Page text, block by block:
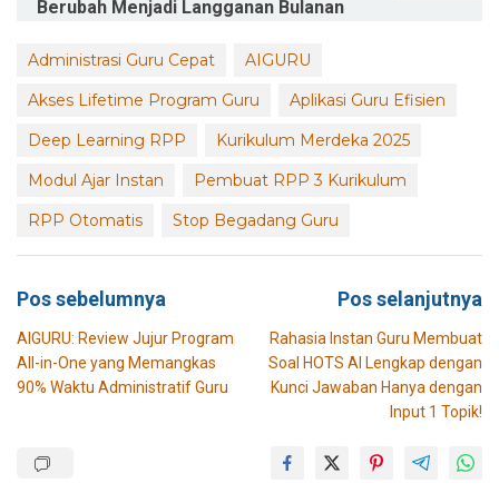
Berubah Menjadi Langganan Bulanan
Administrasi Guru Cepat
AIGURU
Akses Lifetime Program Guru
Aplikasi Guru Efisien
Deep Learning RPP
Kurikulum Merdeka 2025
Modul Ajar Instan
Pembuat RPP 3 Kurikulum
RPP Otomatis
Stop Begadang Guru
pos
Pos sebelumnya
AIGURU: Review Jujur Program
All-in-One yang Memangkas
90% Waktu Administratif Guru
Pos selanjutnya
Rahasia Instan Guru Membuat
Soal HOTS AI Lengkap dengan
Kunci Jawaban Hanya dengan
Input 1 Topik!